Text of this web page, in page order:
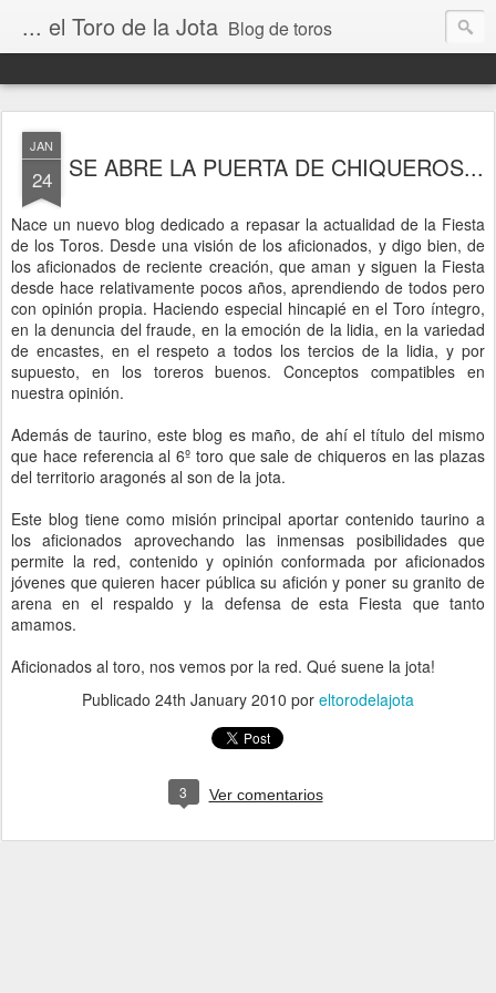
... el Toro de la Jota Blog de toros
JAN
24 SE ABRE LA PUERTA DE CHIQUEROS...
Nace un nuevo blog dedicado a repasar la actualidad de la Fiesta
de los Toros. Desde una visión de los aficionados, y digo bien, de
los aficionados de reciente creación, que aman y siguen la Fiesta
desde hace relativamente pocos años, aprendiendo de todos pero
con opinión propia. Haciendo especial hincapié en el Toro íntegro,
en la denuncia del fraude, en la emoción de la lidia, en la variedad
de encastes, en el respeto a todos los tercios de la lidia, y por
supuesto, en los toreros buenos. Conceptos compatibles en
nuestra opinión.
Además de taurino, este blog es maño, de ahí el título del mismo
que hace referencia al 6º toro que sale de chiqueros en las plazas
del territorio aragonés al son de la jota.
Este blog tiene como misión principal aportar contenido taurino a
los aficionados aprovechando las inmensas posibilidades que
permite la red, contenido y opinión conformada por aficionados
jóvenes que quieren hacer pública su afición y poner su granito de
arena en el respaldo y la defensa de esta Fiesta que tanto
amamos.
Aficionados al toro, nos vemos por la red. Qué suene la jota!
Publicado 24th January 2010 por eltorodelajota
3 Ver comentarios